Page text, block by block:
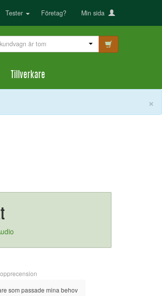
Tester Företag? Min sida
är tom
Tillverkare
×
som passade mina behov